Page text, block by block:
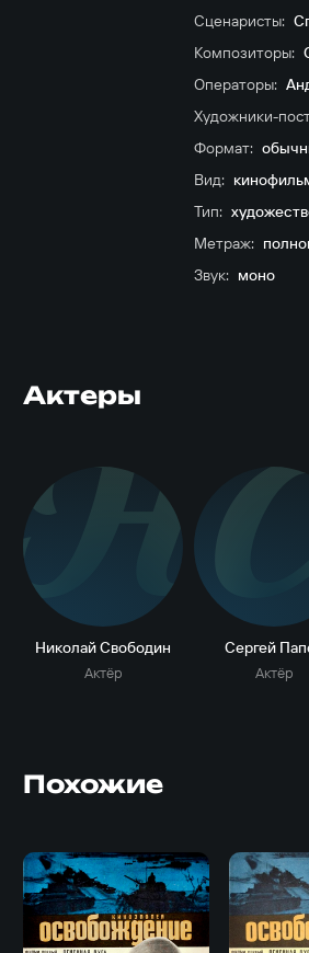
Сценаристы:
Композиторы:
Операторы:
Художники-
Формат:
Вид:
Тип:
Метраж:
Звук: моно
Актеры
Н
Николай Свободин
Актёр
Сергей
Актёр
Похожие